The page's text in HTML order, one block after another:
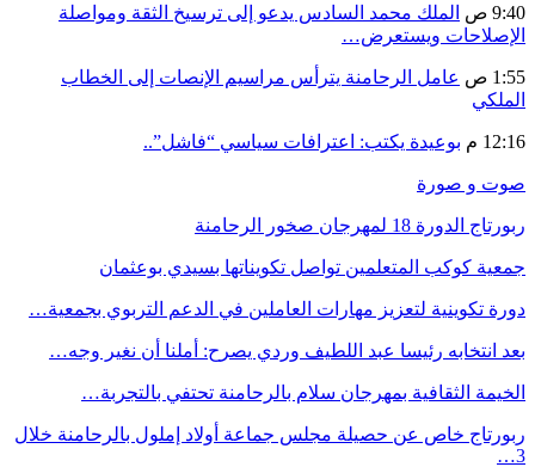
9:40 ص
الملك محمد السادس يدعو إلى ترسيخ الثقة ومواصلة
الإصلاحات ويستعرض…
1:55 ص
عامل الرحامنة يترأس مراسيم الإنصات إلى الخطاب
الملكي
12:16 م بوعيدة يكتب: اعترافات سياسي “فاشل”..
صوت و صورة
ربورتاج الدورة 18 لمهرجان صخور الرحامنة
جمعية كوكب المتعلمين تواصل تكويناتها بسيدي بوعثمان
دورة تكوينية لتعزيز مهارات العاملين في الدعم التربوي بجمعية…
بعد انتخابه رئيسا عبد اللطيف وردي يصرح: أملنا أن نغير وجه…
الخيمة الثقافية بمهرجان سلام بالرحامنة تحتفي بالتجربة…
ربورتاج خاص عن حصيلة مجلس جماعة أولاد إملول بالرحامنة خلال
3…